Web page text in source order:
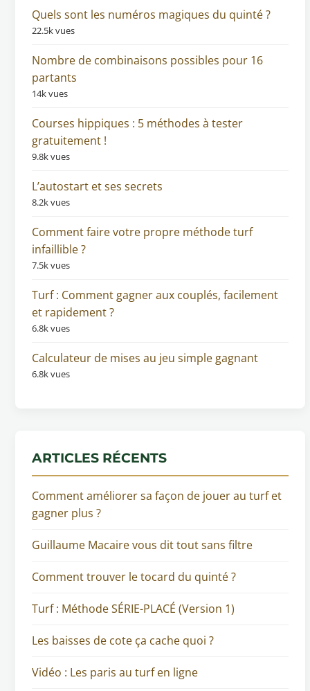
Quels sont les numéros magiques du quinté ?
22.5k vues
Nombre de combinaisons possibles pour 16
partants
14k vues
Courses hippiques : 5 méthodes à tester
gratuitement !
9.8k vues
L’autostart et ses secrets
8.2k vues
Comment faire votre propre méthode turf
infaillible ?
7.5k vues
Turf : Comment gagner aux couplés, facilement
et rapidement ?
6.8k vues
Calculateur de mises au jeu simple gagnant
6.8k vues
ARTICLES RÉCENTS
Comment améliorer sa façon de jouer au turf et
gagner plus ?
Guillaume Macaire vous dit tout sans filtre
Comment trouver le tocard du quinté ?
Turf : Méthode SÉRIE-PLACÉ (Version 1)
Les baisses de cote ça cache quoi ?
Vidéo : Les paris au turf en ligne